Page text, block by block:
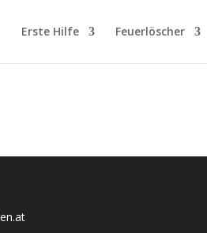
Erste Hilfe Feuerlöscher
search